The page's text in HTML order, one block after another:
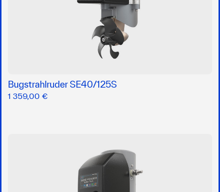
Bugstrahlruder SE40/125S
1 359,00 €